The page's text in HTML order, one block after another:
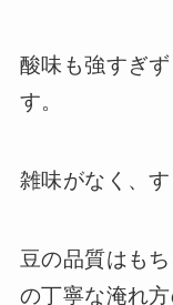
酸味も強すぎ
す。
雑味がなく、
豆の品質はも
の丁寧な淹れ